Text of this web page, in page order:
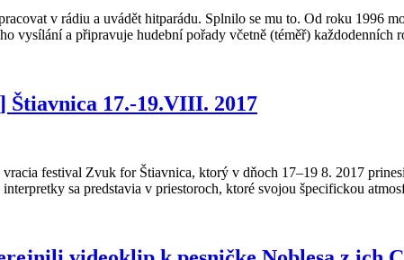
v rádiu a uvádět hitparádu. Splnilo se mu to. Od roku 1996
vysílání a připravuje hudební pořady včetně (téměř) každodenních
17.-19.VIII. 2017
festival Zvuk for Štiavnica, ktorý v dňoch 17–19 8. 2017
sa predstavia v priestoroch, ktoré svojou špecifickou